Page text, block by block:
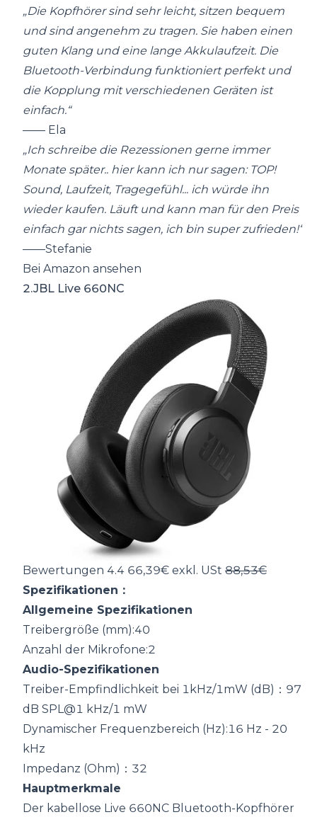
„Die Kopfhörer sind sehr leicht, sitzen bequem
und sind angenehm zu tragen. Sie haben einen
guten Klang und eine lange Akkulaufzeit. Die
Bluetooth-Verbindung funktioniert perfekt und
die Kopplung mit verschiedenen Geräten ist
einfach.“
—— Ela
„Ich schreibe die Rezessionen gerne immer
Monate später.. hier kann ich nur sagen: TOP!
Sound, Laufzeit, Tragegefühl... ich würde ihn
wieder kaufen. Läuft und kann man für den Preis
einfach gar nichts sagen, ich bin super zufrieden!“
——Stefanie
Bei Amazon ansehen
2.JBL Live 660NC
Bewertungen 4.4 66,39€ exkl. USt 88,53€
Spezifikationen：
Allgemeine Spezifikationen
Treibergröße (mm):40
Anzahl der Mikrofone:2
Audio-Spezifikationen
Treiber-Empfindlichkeit bei 1kHz/1mW (dB)：97
dB SPL@1 kHz/1 mW
Dynamischer Frequenzbereich (Hz):16 Hz - 20
kHz
Impedanz (Ohm)：32
Hauptmerkmale
Der kabellose Live 660NC Bluetooth-Kopfhörer